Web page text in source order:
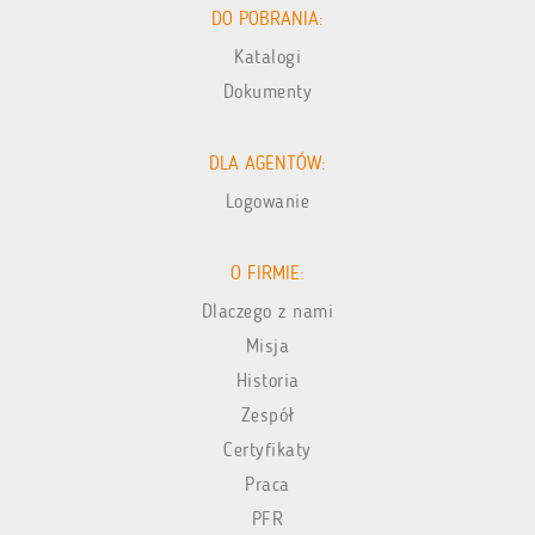
DO POBRANIA:
Katalogi
Dokumenty
DLA AGENTÓW:
Logowanie
O FIRMIE:
Dlaczego z nami
Misja
Historia
Zespół
Certyfikaty
Praca
PFR